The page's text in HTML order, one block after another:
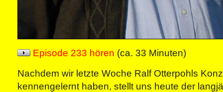
Episode 233 hören (ca. 33 Minuten)
Nachdem wir letzte Woche Ralf Otterpohls
kennengelernt haben, stellt uns heute der